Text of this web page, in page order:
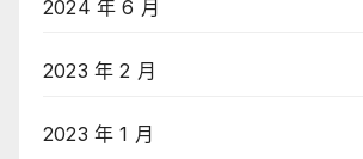
2024 年 6 月
2023 年 2 月
2023 年 1 月